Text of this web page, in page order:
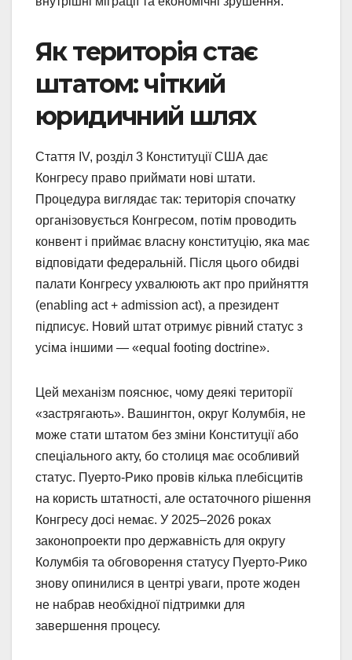
Як територія стає
штатом: чіткий
юридичний шлях
Стаття IV, розділ 3 Конституції США дає
Конгресу право приймати нові штати.
Процедура виглядає так: територія спочатку
організовується Конгресом, потім проводить
конвент і приймає власну конституцію, яка має
відповідати федеральній. Після цього обидві
палати Конгресу ухвалюють акт про прийняття
(enabling act + admission act), а президент
підписує. Новий штат отримує рівний статус з
усіма іншими — «equal footing doctrine».
Цей механізм пояснює, чому деякі території
«застрягають». Вашингтон, округ Колумбія, не
може стати штатом без зміни Конституції або
спеціального акту, бо столиця має особливий
статус. Пуерто-Рико провів кілька плебісцитів
на користь штатності, але остаточного рішення
Конгресу досі немає. У 2025–2026 роках
законопроекти про державність для округу
Колумбія та обговорення статусу Пуерто-Рико
знову опинилися в центрі уваги, проте жоден
не набрав необхідної підтримки для
завершення процесу.